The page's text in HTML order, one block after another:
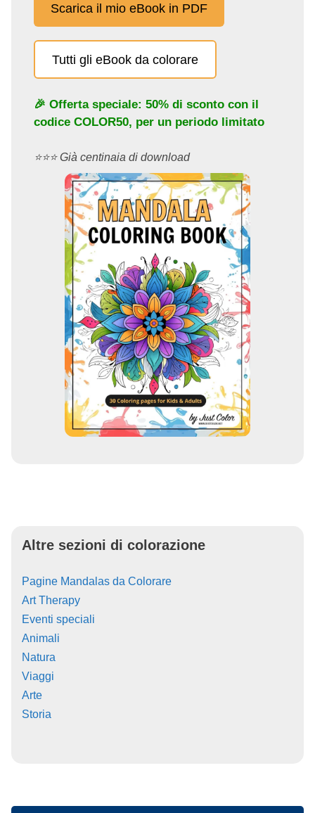
Scarica il mio eBook in PDF
Tutti gli eBook da colorare
🎉 Offerta speciale: 50% di sconto con il
codice COLOR50, per un periodo limitato
⭐️⭐️⭐️ Già centinaia di download
Altre sezioni di colorazione
Pagine Mandalas da Colorare
Art Therapy
Eventi speciali
Animali
Natura
Viaggi
Arte
Storia